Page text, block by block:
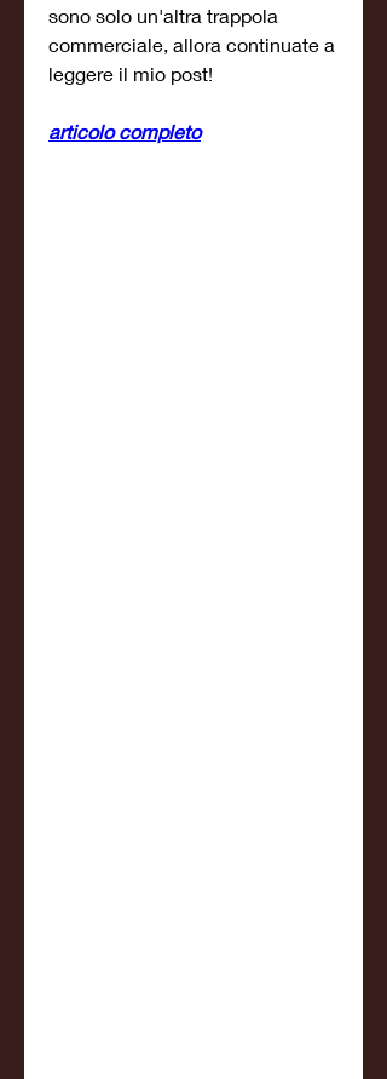
sono solo un'altra trappola
commerciale, allora continuate a
leggere il mio post!
articolo completo